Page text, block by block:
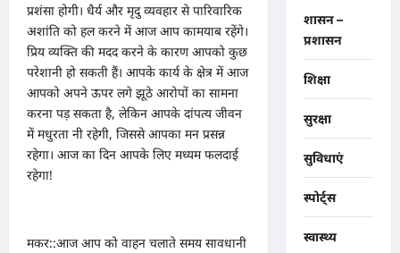
प्रशंसा होगी। धैर्य और मृदु व्यवहार से पारिवारिक
अशांति को हल करने में आज आप कामयाब रहेंगे।
प्रिय व्यक्ति की मदद करने के कारण आपको कुछ
परेशानी हो सकती हैं। आपके कार्य के क्षेत्र में आज
आपको अपने ऊपर लगे झूठे आरोपों का सामना
करना पड़ सकता है, लेकिन आपके दांपत्य जीवन
में मधुरता नी रहेगी, जिससे आपका मन प्रसन्न
रहेगा। आज का दिन आपके लिए मध्यम फलदाई
रहेगा!
मकर::आज आप को वाहन चलाते समय सावधानी
शासन –
प्रशासन
शिक्षा
सुरक्षा
सुविधाएं
स्पोर्ट्स
स्वास्थ्य